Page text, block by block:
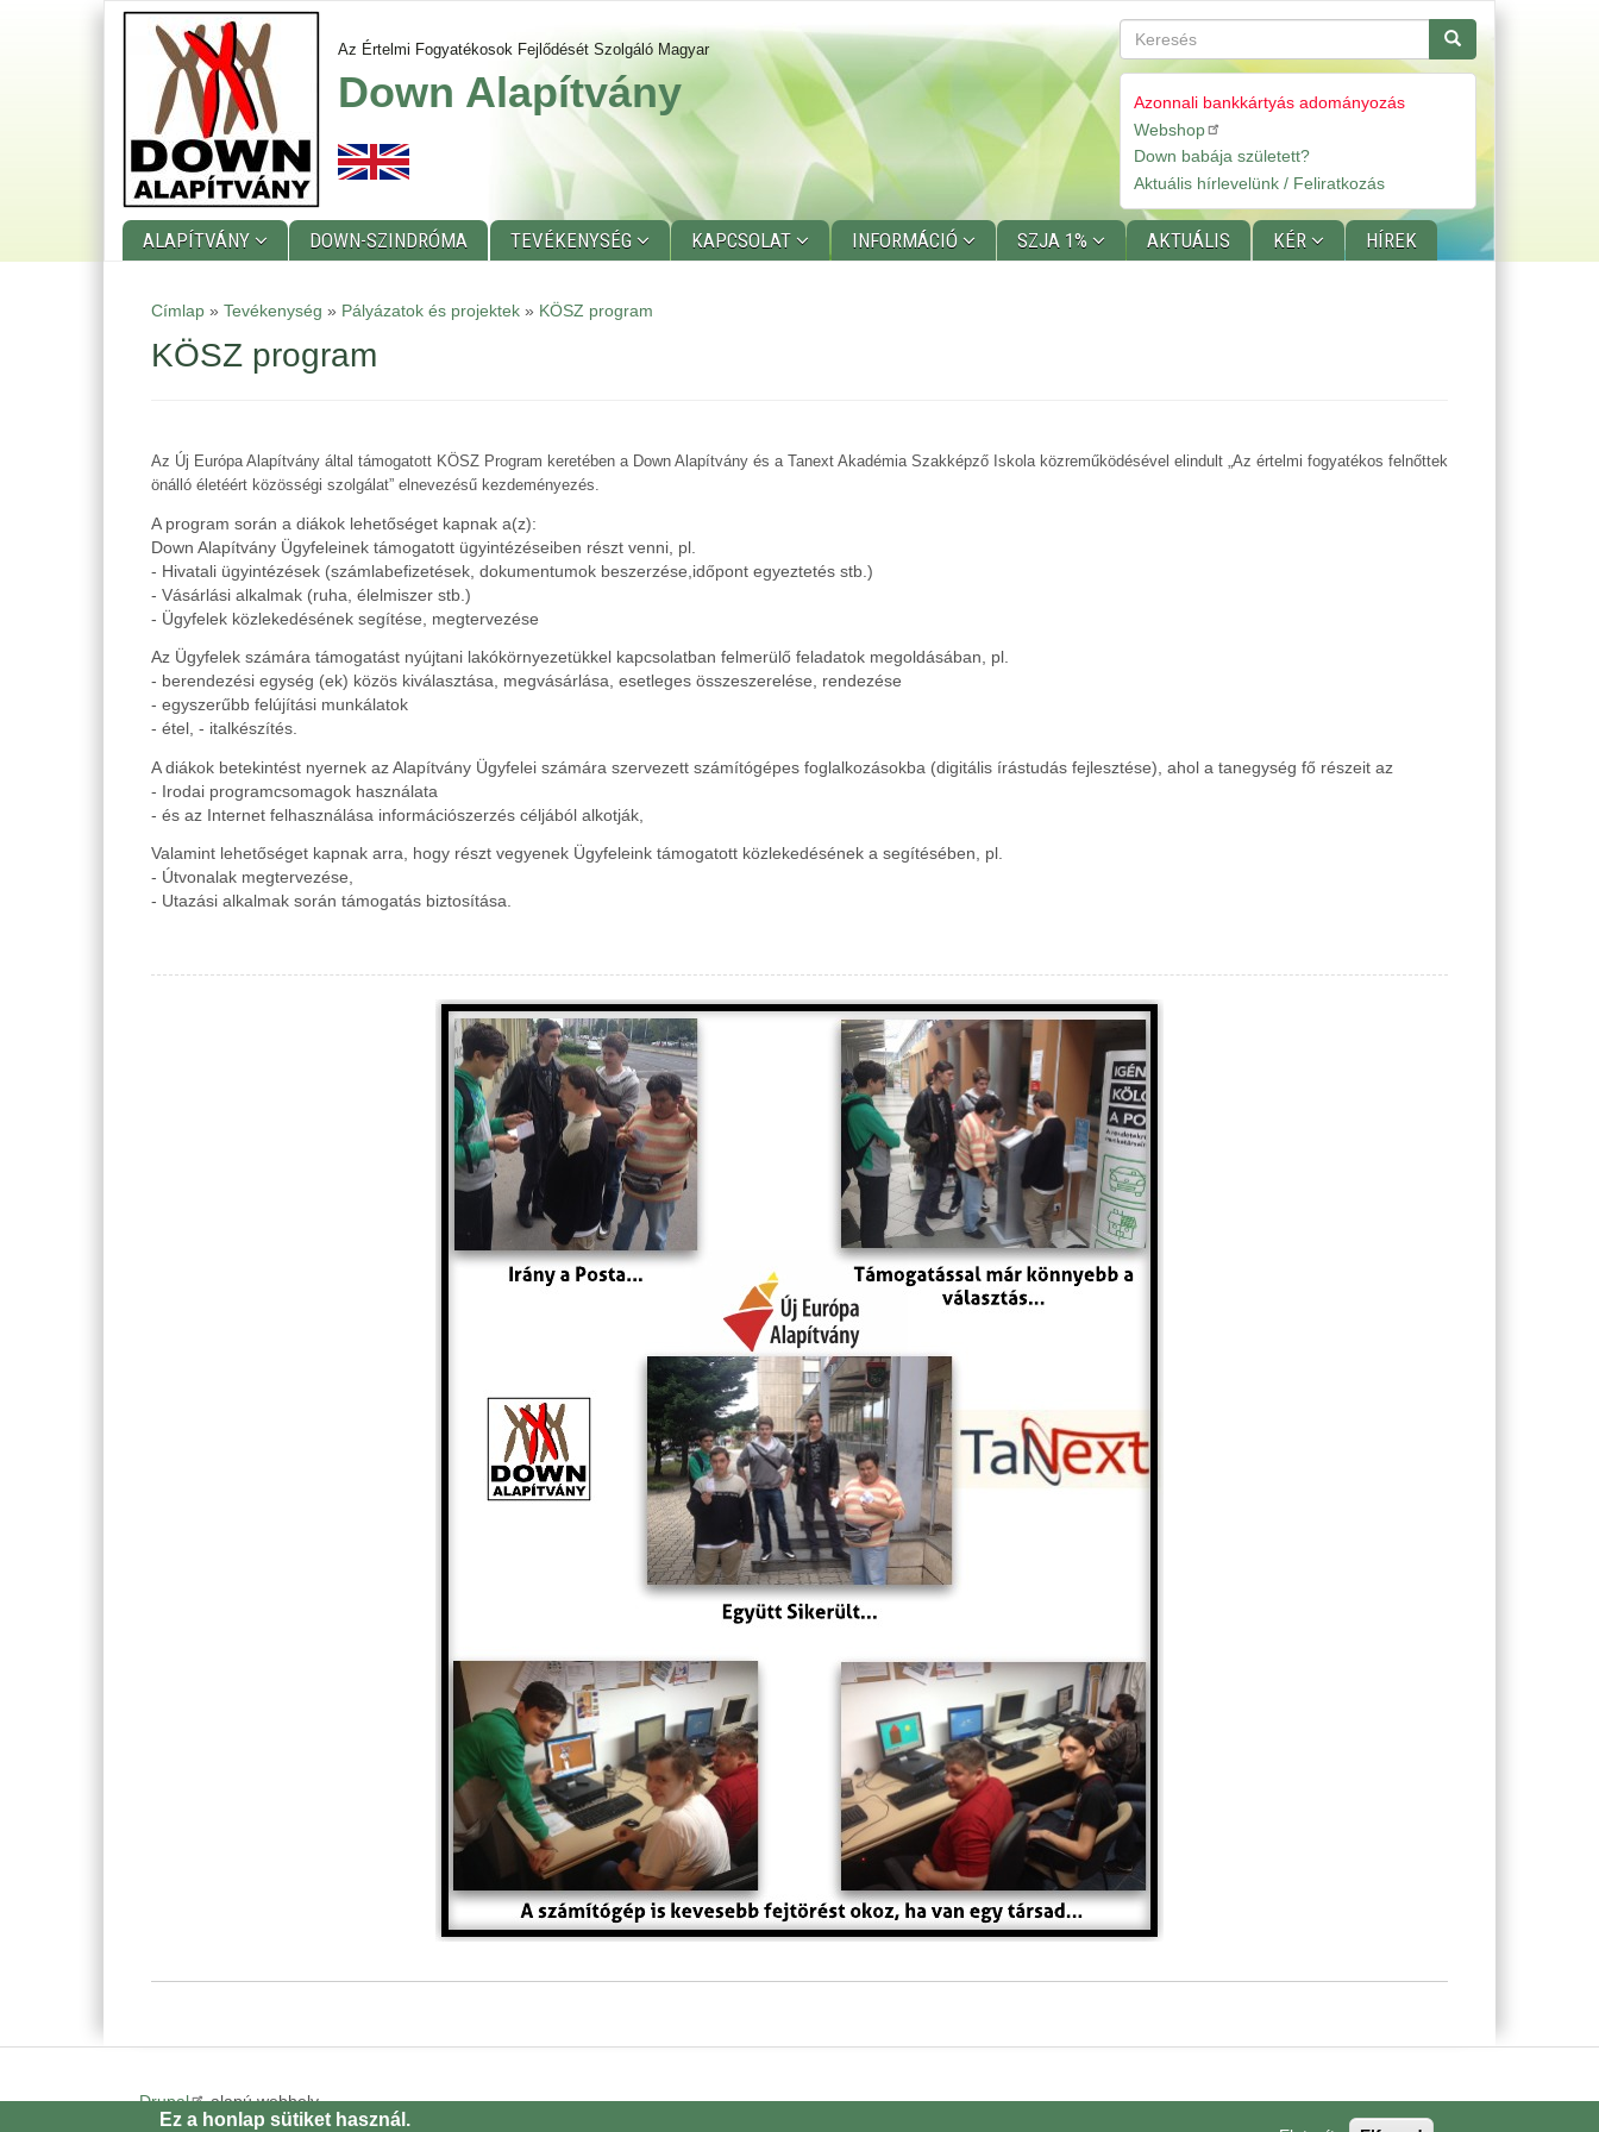
Az Értelmi Fogyatékosok Fejlődését Szolgáló Magyar
Down Alapítvány
Keresés Keresés
Gyorslinkek
Azonnali bankkártyás adományozás
Webshop
Down babája született?
Aktuális hírlevelünk / Feliratkozás
menu
ALAPÍTVÁNY DOWN-SZINDRÓMA TEVÉKENYSÉG KAPCSOLAT INFORMÁCIÓ SZJA 1% AKTUÁLIS KÉR HÍREK
Címlap » Tevékenység » Pályázatok és projektek » KÖSZ program
KÖSZ program
Az Új Európa Alapítvány által támogatott KÖSZ Program keretében a Down Alapítvány és a Tanext Akadémia Szakképző Iskola közreműködésével elindult „Az értelmi fogyatékos felnőttek
önálló életéért közösségi szolgálat” elnevezésű kezdeményezés.
A program során a diákok lehetőséget kapnak a(z):
Down Alapítvány Ügyfeleinek támogatott ügyintézéseiben részt venni, pl.
- Hivatali ügyintézések (számlabefizetések, dokumentumok beszerzése,időpont egyeztetés stb.)
- Vásárlási alkalmak (ruha, élelmiszer stb.)
- Ügyfelek közlekedésének segítése, megtervezése
Az Ügyfelek számára támogatást nyújtani lakókörnyezetükkel kapcsolatban felmerülő feladatok megoldásában, pl.
- berendezési egység (ek) közös kiválasztása, megvásárlása, esetleges összeszerelése, rendezése
- egyszerűbb felújítási munkálatok
- étel, - italkészítés.
A diákok betekintést nyernek az Alapítvány Ügyfelei számára szervezett számítógépes foglalkozásokba (digitális írástudás fejlesztése), ahol a tanegység fő részeit az
- Irodai programcsomagok használata
- és az Internet felhasználása információszerzés céljából alkotják,
Valamint lehetőséget kapnak arra, hogy részt vegyenek Ügyfeleink támogatott közlekedésének a segítésében, pl.
- Útvonalak megtervezése,
- Utazási alkalmak során támogatás biztosítása.
Drupal alapú webhely
Bejelentkezés
Ez a honlap sütiket használ.